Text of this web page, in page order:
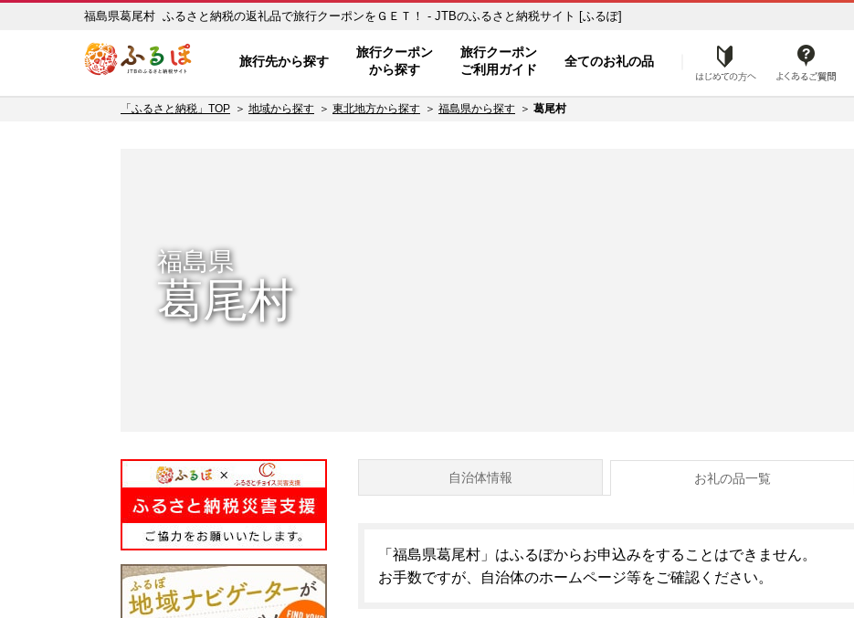
福島県葛尾村 ふるさと納税の返礼品で旅行クーポンをＧＥＴ！ - JTBのふるさと納税サイト [ふるぽ]
旅行先から探す
旅行クーポン
から探す
旅行クーポン
ご利用ガイド
全てのお礼の品 はじめての方へ
「ふるさと納税」TOP 地域から探す 東北地方から探す 福島県から探す 葛尾村
福島県
葛尾村
自治体情報 お礼の品一覧
「福島県葛尾村」はふるぽからお申込みをすることはできません。
お手数ですが、自治体のホームページ等をご確認ください。